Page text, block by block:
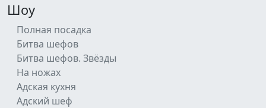
Шоу
Полная посадка
Битва шефов
Битва шефов. Звёзды
На ножах
Адская кухня
Адский шеф